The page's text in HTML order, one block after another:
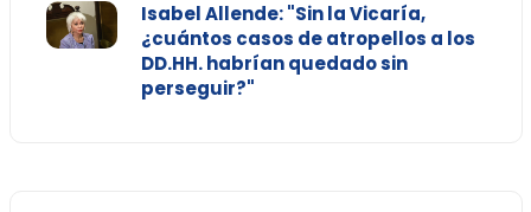
Isabel Allende: "Sin la Vicaría,
¿cuántos casos de atropellos a los
DD.HH. habrían quedado sin
perseguir?"